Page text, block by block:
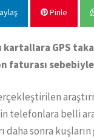
Pinle
kartallara GPS
faturası
telefonlara belli
daha sonra